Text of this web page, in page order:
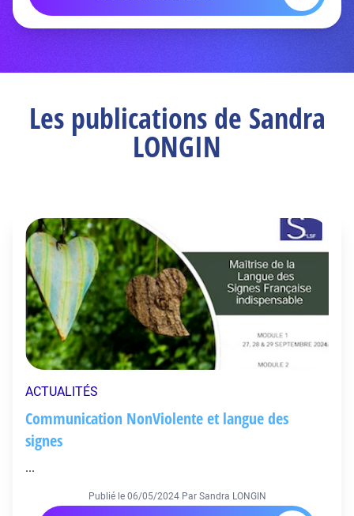
Les publications de Sandra
LONGIN
ACTUALITÉS
Communication NonViolente et langue des
signes
...
Publié le 06/05/2024 Par Sandra LONGIN